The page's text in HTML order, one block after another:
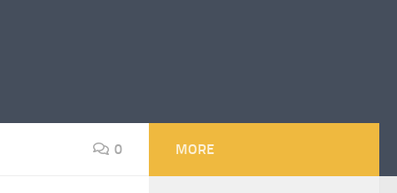
0 MORE